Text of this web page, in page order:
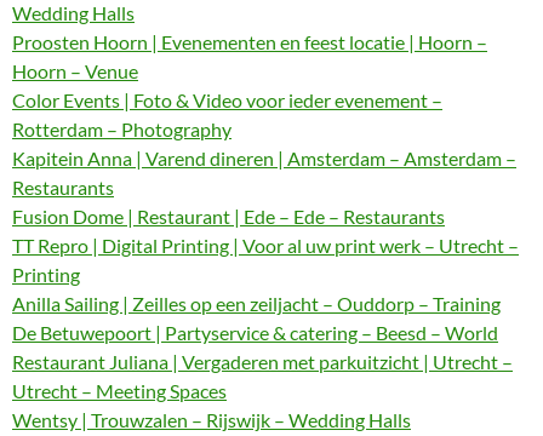
Wedding Halls
Proosten Hoorn | Evenementen en feest locatie | Hoorn –
Hoorn – Venue
Color Events | Foto & Video voor ieder evenement –
Rotterdam – Photography
Kapitein Anna | Varend dineren | Amsterdam – Amsterdam –
Restaurants
Fusion Dome | Restaurant | Ede – Ede – Restaurants
TT Repro | Digital Printing | Voor al uw print werk – Utrecht –
Printing
Anilla Sailing | Zeilles op een zeiljacht – Ouddorp – Training
De Betuwepoort | Partyservice & catering – Beesd – World
Restaurant Juliana | Vergaderen met parkuitzicht | Utrecht –
Utrecht – Meeting Spaces
Wentsy | Trouwzalen – Rijswijk – Wedding Halls